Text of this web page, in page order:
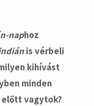
naphoz
is vérbeli
kihívást
minden
előtt vagytok?